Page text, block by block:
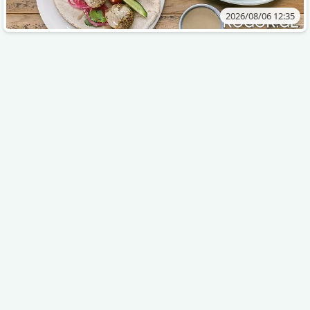
2026/08/06 12:35